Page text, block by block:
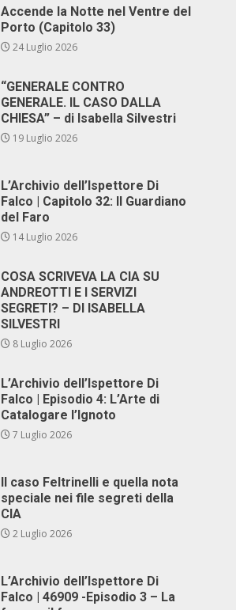
Accende la Notte nel Ventre del
Porto (Capitolo 33)
24 Luglio 2026
“GENERALE CONTRO
GENERALE. IL CASO DALLA
CHIESA” – di Isabella Silvestri
19 Luglio 2026
L’Archivio dell’Ispettore Di
Falco | Capitolo 32: Il Guardiano
del Faro
14 Luglio 2026
COSA SCRIVEVA LA CIA SU
ANDREOTTI E I SERVIZI
SEGRETI? – DI ISABELLA
SILVESTRI
8 Luglio 2026
L’Archivio dell’Ispettore Di
Falco | Episodio 4: L’Arte di
Catalogare l’Ignoto
7 Luglio 2026
Il caso Feltrinelli e quella nota
speciale nei file segreti della
CIA
2 Luglio 2026
L’Archivio dell’Ispettore Di
Falco | 46909 -Episodio 3 – La